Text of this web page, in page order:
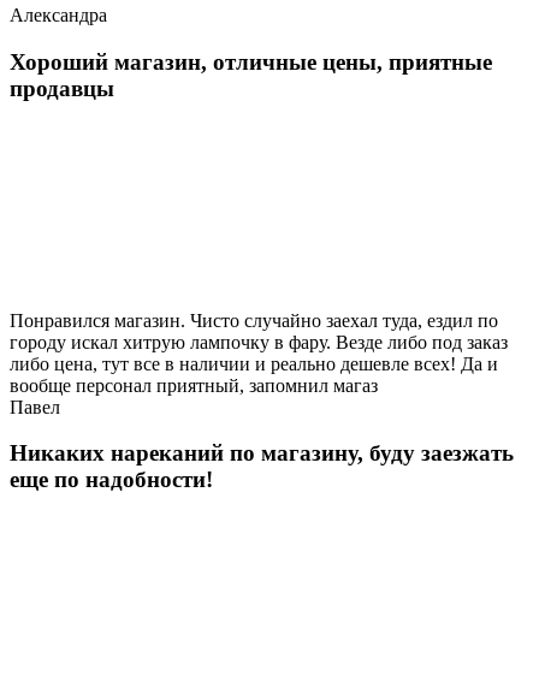
Александра
Хороший магазин, отличные цены, приятные
продавцы
Понравился магазин. Чисто случайно заехал туда, ездил по
городу искал хитрую лампочку в фару. Везде либо под заказ
либо цена, тут все в наличии и реально дешевле всех! Да и
вообще персонал приятный, запомнил магаз
Павел
Никаких нареканий по магазину, буду заезжать
еще по надобности!